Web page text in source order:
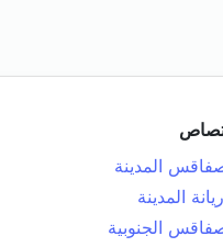
المدينة
اريانة المدينة
الجنوبية